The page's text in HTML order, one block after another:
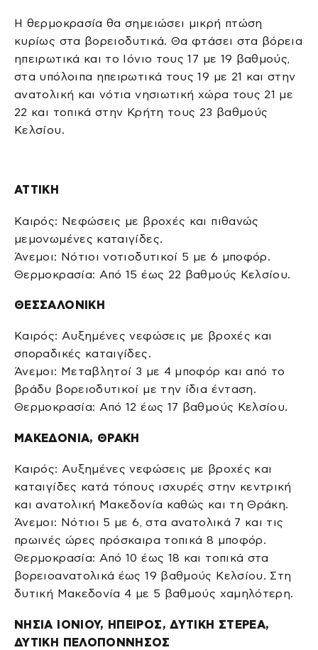
Η θερμοκρασία θα σημειώσει μικρή πτώση
κυρίως στα βορειοδυτικά. Θα φτάσει στα βόρεια
ηπειρωτικά και το Ιόνιο τους 17 με 19 βαθμούς,
στα υπόλοιπα ηπειρωτικά τους 19 με 21 και στην
ανατολική και νότια νησιωτική χώρα τους 21 με
22 και τοπικά στην Κρήτη τους 23 βαθμούς
Κελσίου.
ΑΤΤΙΚΗ
Καιρός: Νεφώσεις με βροχές και πιθανώς
μεμονωμένες καταιγίδες.
Άνεμοι: Νότιοι νοτιοδυτικοί 5 με 6 μποφόρ.
Θερμοκρασία: Από 15 έως 22 βαθμούς Κελσίου.
ΘΕΣΣΑΛΟΝΙΚΗ
Καιρός: Αυξημένες νεφώσεις με βροχές και
σποραδικές καταιγίδες.
Άνεμοι: Μεταβλητοί 3 με 4 μποφόρ και από το
βράδυ βορειοδυτικοί με την ίδια ένταση.
Θερμοκρασία: Από 12 έως 17 βαθμούς Κελσίου.
ΜΑΚΕΔΟΝΙΑ, ΘΡΑΚΗ
Καιρός: Αυξημένες νεφώσεις με βροχές και
καταιγίδες κατά τόπους ισχυρές στην κεντρική
και ανατολική Μακεδονία καθώς και τη Θράκη.
Άνεμοι: Νότιοι 5 με 6, στα ανατολικά 7 και τις
πρωινές ώρες πρόσκαιρα τοπικά 8 μποφόρ.
Θερμοκρασία: Από 10 έως 18 και τοπικά στα
βορειοανατολικά έως 19 βαθμούς Κελσίου. Στη
δυτική Μακεδονία 4 με 5 βαθμούς χαμηλότερη.
ΝΗΣΙΑ ΙΟΝΙΟΥ, ΗΠΕΙΡΟΣ, ΔΥΤΙΚΗ ΣΤΕΡΕΑ,
ΔΥΤΙΚΗ ΠΕΛΟΠΟΝΝΗΣΟΣ